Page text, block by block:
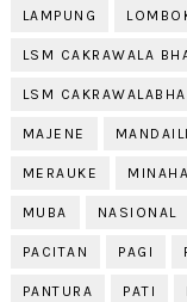
LAMPUNG
LSM CAKRAWALA
LSM
MAJENE
MERAUKE
MUBA NASIONAL
PACITAN PAGI
PANTURA PATI